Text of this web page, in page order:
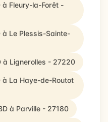
à Fleury-la-Forêt -
à Le Plessis-Sainte-
à Lignerolles - 27220
à La Haye-de-Routot
à Parville - 27180